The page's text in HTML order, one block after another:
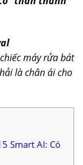
máy rửa bát
là chân ái cho
Smart AI: Có